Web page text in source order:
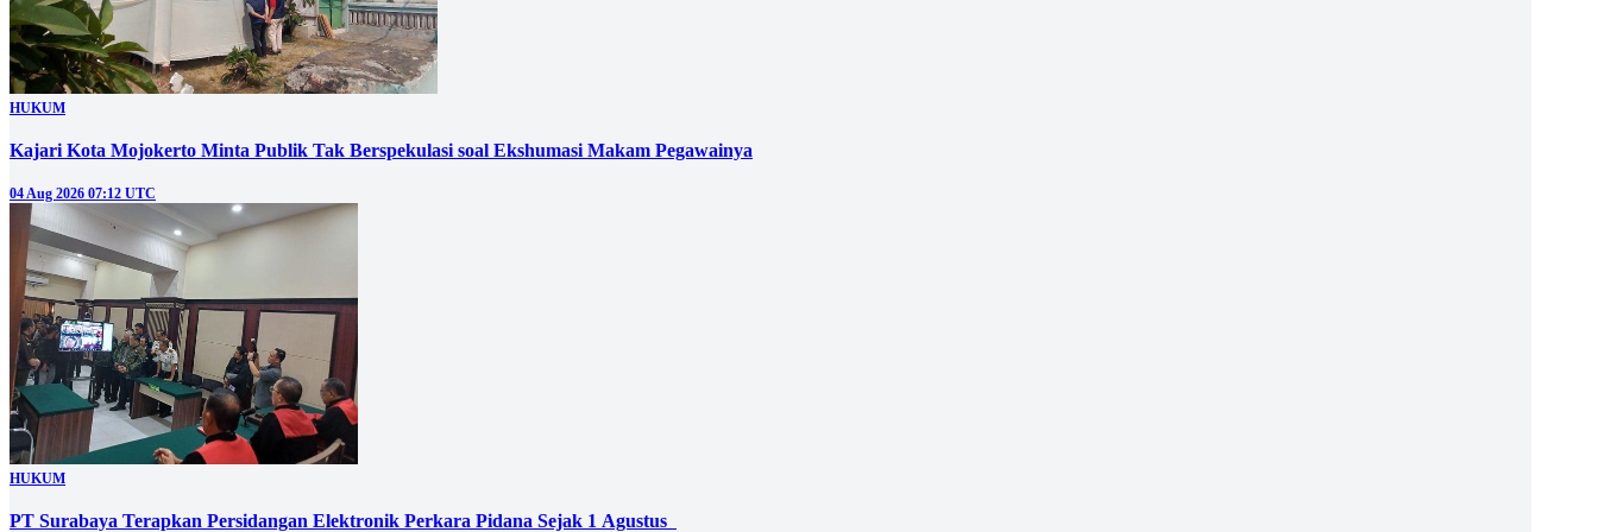
HUKUM
Kajari Kota Mojokerto Minta Publik Tak Berspekulasi soal Ekshumasi Makam Pegawainya
04 Aug 2026 07:12 UTC
HUKUM
PT Surabaya Terapkan Persidangan Elektronik Perkara Pidana Sejak 1 Agustus